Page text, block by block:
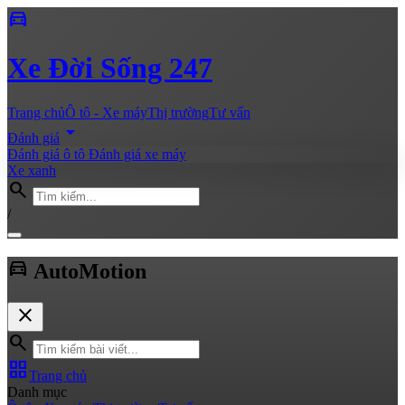
directions_car
Xe Đời Sống 247
Trang chủÔ tô - Xe máyThị trườngTư vấn
Đánh giá arrow_drop_down
Đánh giá ô tô Đánh giá xe máy
Xe xanh
search
/
directions_car AutoMotion
close
search
grid_viewTrang chủ
Danh mục